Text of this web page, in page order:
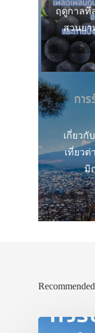
ฤดูกาลที่
สวนยา
เกี่ยวกั
เที่ยวต่
มิ